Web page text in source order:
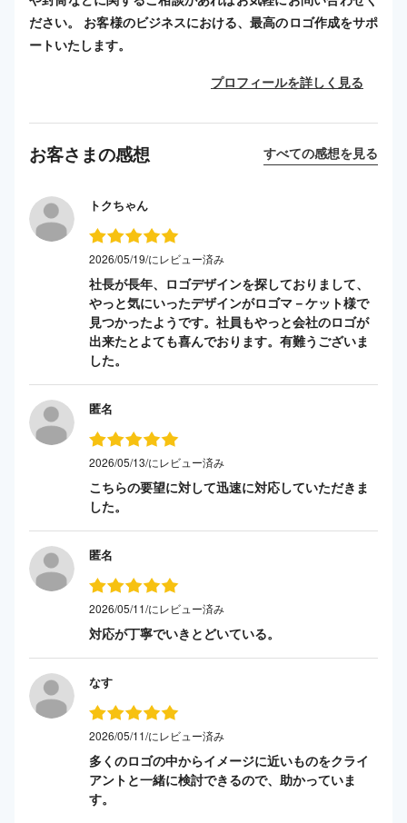
ださい。 お客様のビジネスにおける、最高のロゴ作成をサポ
ートいたします。
プロフィールを詳しく見る
お客さまの感想 すべての感想を見る
トクちゃん
2026/05/19/にレビュー済み
社長が長年、ロゴデザインを探しておりまして、
やっと気にいったデザインがロゴマ－ケット様で
見つかったようです。社員もやっと会社のロゴが
出来たとよても喜んでおります。有難うございま
した。
匿名
2026/05/13/にレビュー済み
こちらの要望に対して迅速に対応していただきま
した。
匿名
2026/05/11/にレビュー済み
対応が丁寧でいきとどいている。
なす
2026/05/11/にレビュー済み
多くのロゴの中からイメージに近いものをクライ
アントと一緒に検討できるので、助かっていま
す。